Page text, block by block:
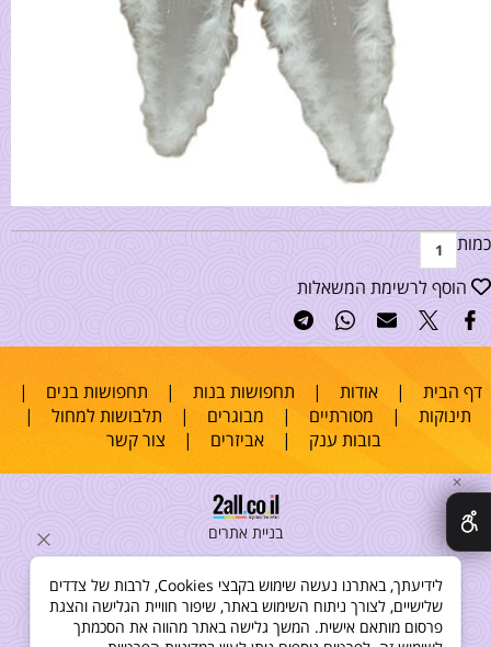
כמות
הוסף לרשימת המשאלות
דף הבית |אודות | תחפושות בנות | תחפושות בנים |
תינוקות | מסורתיים | מבוגרים | תלבושות למחול |
בובות ענק |אביזרים | צור קשר
בניית אתרים
✕
לידיעתך, באתרנו נעשה שימוש בקבצי Cookies, לרבות של צדדים
שלישיים, לצורך ניתוח השימוש באתר, שיפור חוויית הגלישה והצגת
פרסום מותאם אישית. המשך גלישה באתר מהווה את הסכמתך